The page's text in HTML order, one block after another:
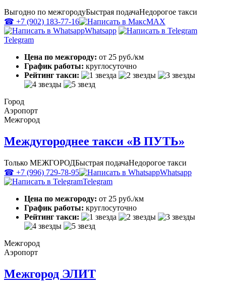
Выгодно по межгородуБыстрая подачаНедорогое такси
☎ +7 (902) 183-77-16
MAX
Whatsapp
Telegram
Цена по межгороду: от 25 руб./км
График работы: круглосуточно
Рейтинг такси:
Город
Аэропорт
Межгород
Междугороднее такси «В ПУТЬ»
Только МЕЖГОРОДБыстрая подачаНедорогое такси
☎ +7 (996) 729-78-95
Whatsapp
Telegram
Цена по межгороду: от 25 руб./км
График работы: круглосуточно
Рейтинг такси:
Межгород
Аэропорт
Межгород ЭЛИТ